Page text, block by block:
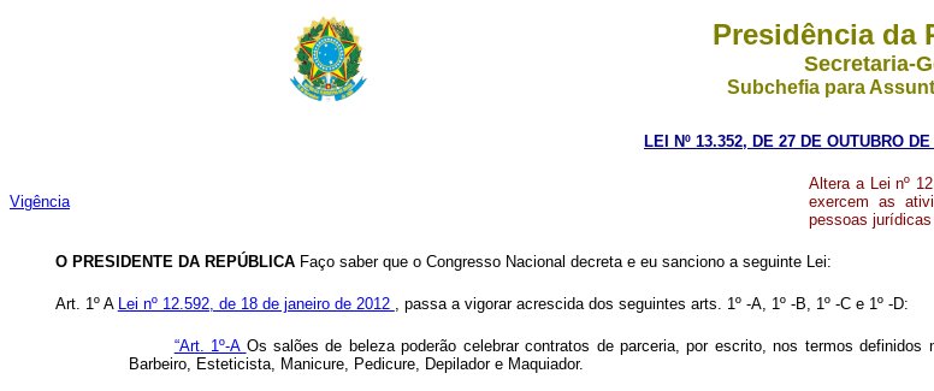
Presidência da
Secretaria-
Subchefia para
LEI Nº 13.352, DE 27 DE OUTUBRO DE
Vigência
Altera a Lei nº
exercem as
pessoas
O PRESIDENTE DA REPÚBLICA Faço saber que o Congresso Nacional decreta e eu sanciono a seguinte Lei:
Art. 1º A Lei nº 12.592, de 18 de janeiro de 2012 , passa a vigorar acrescida dos seguintes arts. 1º -A, 1º -B, 1º -C e 1º -D:
“Art. 1º-A Os salões de beleza poderão celebrar contratos de parceria, por escrito, nos termos
Barbeiro, Esteticista, Manicure, Pedicure, Depilador e Maquiador.